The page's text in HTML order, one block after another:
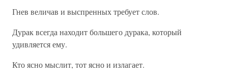
Гнев величав и выспренных требует слов.
Дурак всегда находит большего дурака, который
удивляется ему.
Кто ясно мыслит, тот ясно и излагает.